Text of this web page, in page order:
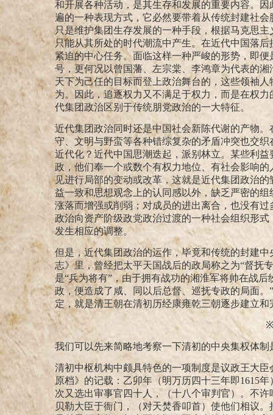
和开展各种活动，是其生存和发展的重要内容。
遍的一种表现方式，它必然要带着从传统封建社
只是维护集团生存发展的一种手段，根据马克思
只能从其所处的时代潮流中产生。在近代中国落
紧迫的中心任务。面临这样一种严峻的形势，即
号，更何况以曾国藩、左宗棠、李鸿章为代表的
天下为己任的目标而登上政治舞台的，这些领袖
为。因此，追逐权力又不满足于权力，而是在权
代集团政治区别于传统朋党政治的一大特征。
近代集团政治同时还是中国社会新陈代谢的产物。
守、文明与野蛮等各种错综复杂的矛盾冲突也交
近代化？近代中国思潮迭起，派别林立。某些利
政，他们奉一个或数个有权力地位、有社会影响
见进行局部的变动或改革，这就是近代集团政治
益一致和思想观念上的认同感以外，缺乏严密的
涨落而增强或削弱；对成员的进出离合，也没有
政治向资产阶级政党政治过渡的一种社会组织形
发生相应的调整。
但是，近代集团政治的运作，毕竟和传统的封建
志》里，曾经把太平天国战后的政局称之为“督抚
是“兵为将有”，由于拥有战功的湘淮军将帅在战
政，便造成了咸、同以后总督、巡抚专政的局面。”
定，就是清王朝在清初历经康雍乾三朝逐步建立
我们可以先来简略地考察一下清初的中央集权体
清初中枢机构中颇具特色的一项制度是议政王大
原档》的记载：乙卯年（明万历四十三年即1615年
次又选出审事官四十人，（十八个审判官）。不
贝勒大臣于衙门，（对天焚香叩首）使他们相议